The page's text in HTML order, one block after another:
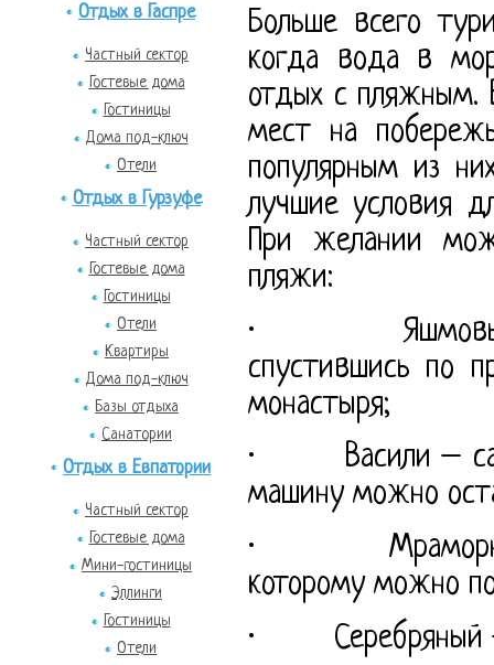
Отдых в Гаспре
Частный сектор
Гостевые дома
Гостиницы
Дома под-ключ
Отели
Отдых в Гурзуфе
Частный сектор
Гостевые дома
Гостиницы
Отели
Квартиры
Дома под-ключ
Базы отдыха
Санатории
Отдых в Евпатории
Частный сектор
Гостевые дома
Мини-гостиницы
Эллинги
Гостиницы
Отели
Больше всего
когда вода в
отдых с пляжным.
мест на
популярным из
лучшие условия
При желании
пляжи:
· Яшмовый -
спустившись по
монастыря;
· Васили –
машину можно
· Мраморный –
которому можно
· Серебряный –